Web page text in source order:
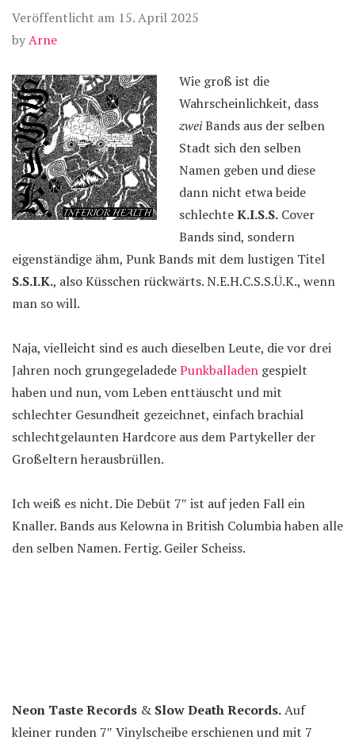
Veröffentlicht am 15. April 2025
byArne
Wie groß ist die
Wahrscheinlichkeit, dass
zweiBands aus der selben
Stadt sich den selben
Namen geben und diese
dann nicht etwa beide
schlechteK.I.S.S. Cover
Bands sind, sondern
eigenständige ähm, Punk Bands mit dem lustigen Titel
S.S.I.K., also Küsschen rückwärts. N.E.H.C.S.S.Ü.K., wenn
man so will.
Naja, vielleicht sind es auch dieselben Leute, die vor drei
Jahren noch grungegeladedePunkballaden gespielt
haben und nun, vom Leben enttäuscht und mit
schlechter Gesundheit gezeichnet, einfach brachial
schlechtgelaunten Hardcore aus dem Partykeller der
Großeltern herausbrüllen.
Ich weiß es nicht. Die Debüt 7″ ist auf jeden Fall ein
Knaller. Bands aus Kelowna in British Columbia haben alle
den selben Namen. Fertig. Geiler Scheiss.
Neon Taste Records & Slow Death Records.Auf
kleiner runden 7″ Vinylscheibe erschienen und mit 7